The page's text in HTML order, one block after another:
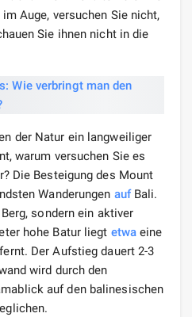
Auge, versuchen Sie nicht,
Sie ihnen nicht in die
der Natur ein langweiliger
warum versuchen Sie es
Die Besteigung des Mount
Wanderungen aufBali.
sondern ein aktiver
hohe Batur liegt etwa eine
Der Aufstieg dauert 2-3
wird durch den
auf den balinesischen